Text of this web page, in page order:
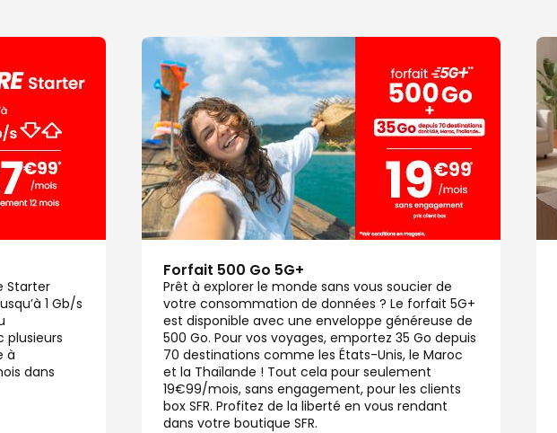
Starter
1 Gb/s
à
dans
Forfait 500 Go 5G+
Prêt à explorer le monde sans vous soucier de
votre consommation de données ? Le forfait 5G+
est disponible avec une enveloppe généreuse de
500 Go. Pour vos voyages, emportez 35 Go depuis
70 destinations comme les États-Unis, le Maroc
et la Thaïlande ! Tout cela pour seulement
19€99/mois, sans engagement, pour les clients
box SFR. Profitez de la liberté en vous rendant
dans votre boutique SFR.